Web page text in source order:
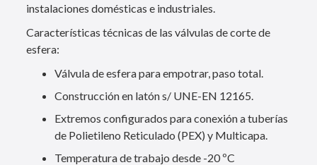
instalaciones domésticas e industriales.
Características técnicas de las válvulas de corte de
esfera:
Válvula de esfera para empotrar, paso total.
Construcción en latón s/ UNE-EN 12165.
Extremos configurados para conexión a tuberías
de Polietileno Reticulado (PEX) y Multicapa.
Temperatura de trabajo desde -20 ºC